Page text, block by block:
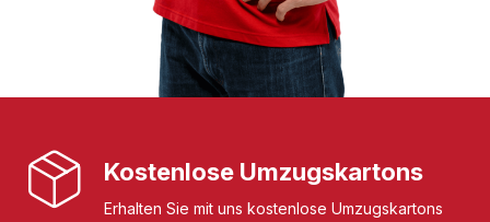
Kostenlose Umzugskartons
Erhalten Sie mit uns kostenlose Umzugskartons